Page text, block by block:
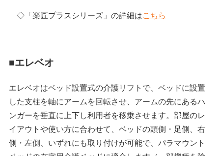
◇「楽匠プラスシリーズ」の詳細はこちら
■エレベオ
エレベオはベッド設置式の介護リフトで、ベッドに設置
した支柱を軸にアームを回転させ、アームの先にあるハ
ンガーを垂直に上下し利用者を移乗させます。部屋のレ
イアウトや使い方に合わせて、ベッドの頭側・足側、右
側・左側、いずれにも取り付けが可能で、パラマウント